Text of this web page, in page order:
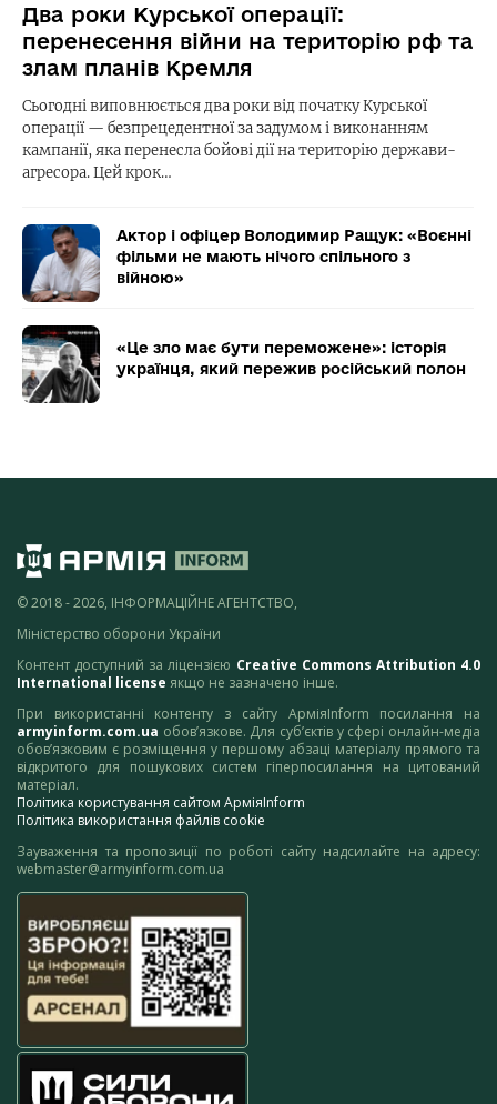
Два роки Курської операції:
перенесення війни на територію рф та
злам планів Кремля
Сьогодні виповнюється два роки від початку Курської
операції — безпрецедентної за задумом і виконанням
кампанії, яка перенесла бойові дії на територію держави-
агресора. Цей крок…
Актор і офіцер Володимир Ращук: «Воєнні
фільми не мають нічого спільного з
війною»
«Це зло має бути переможене»: історія
українця, який пережив російський полон
© 2018 - 2026, ІНФОРМАЦІЙНЕ АГЕНТСТВО,
Міністерство оборони України
Контент доступний за ліцензією Creative Commons Attribution 4.0
International license якщо не зазначено інше.
При використанні контенту з сайту АрміяInform посилання на
armyinform.com.ua обов’язкове. Для суб’єктів у сфері онлайн-медіа
обов’язковим є розміщення у першому абзаці матеріалу прямого та
відкритого для пошукових систем гіперпосилання на цитований
матеріал.
Політика користування сайтом АрміяInform
Політика використання файлів cookie
Зауваження та пропозиції по роботі сайту надсилайте на адресу:
webmaster@armyinform.com.ua